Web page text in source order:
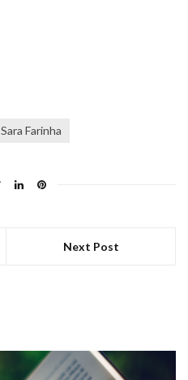
Sara Farinha
Next Post